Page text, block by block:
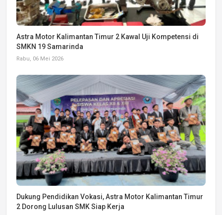
Astra Motor Kalimantan Timur 2 Kawal Uji Kompetensi di
SMKN 19 Samarinda
Rabu, 06 Mei 2026
Dukung Pendidikan Vokasi, Astra Motor Kalimantan Timur
2 Dorong Lulusan SMK Siap Kerja